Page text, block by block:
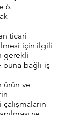
6.
ticari
için ilgili
gerekli
buna bağlı iş
ürün ve